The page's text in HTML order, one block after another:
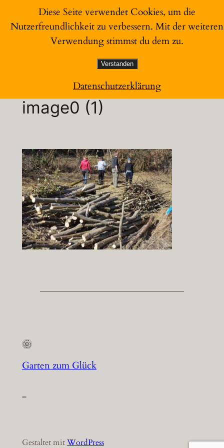
Inhalt
Garten zum Glück
image0 (1)
Garten zum Glück
–
Gestaltet mitWordPress
Diese Seite verwendet Cookies, um die
Nutzerfreundlichkeit zu verbessern. Mit der weiteren
Verwendung stimmst du dem zu.
Verstanden
Datenschutzerklärung